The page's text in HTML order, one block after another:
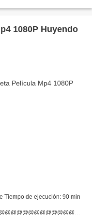
1080P Huyendo
Tiempo de ejecución: 90 min